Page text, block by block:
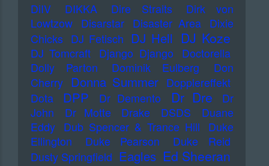
DiIV DIKKA Dire Straits
Dirk von
Lowtzow
Disarstar Disaster Area
Dixie
Chicks DJ Fetisch DJ Hell DJ Koze
DJ Tomcraft Django Django
Doctorella
Dolly Parton
Dominik Eulberg
Don
Cherry Donna Summer Dopplereffekt
Dota
DPP Dr Demento Dr Dre
Dr
John
Dr Motte Drake DSDS
Duane
Eddy
Dub Spencer & Trance Hill
Duke
Ellington
Duke Pearson
Duke Reid
Dusty Springfield Eagles Ed Sheeran